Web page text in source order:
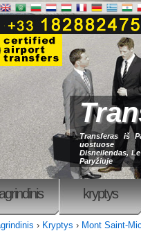
Transferas iš
uostuose
Disneilendas,
Paryžiuje
kryptys
› Kryptys › Mont Saint-